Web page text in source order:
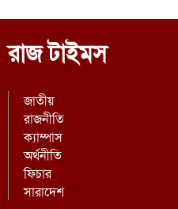
রাজ টাইমস
জাতীয়
রাজনীতি
ক্যাম্পাস
অর্থনীতি
ফিচার
সারাদেশ